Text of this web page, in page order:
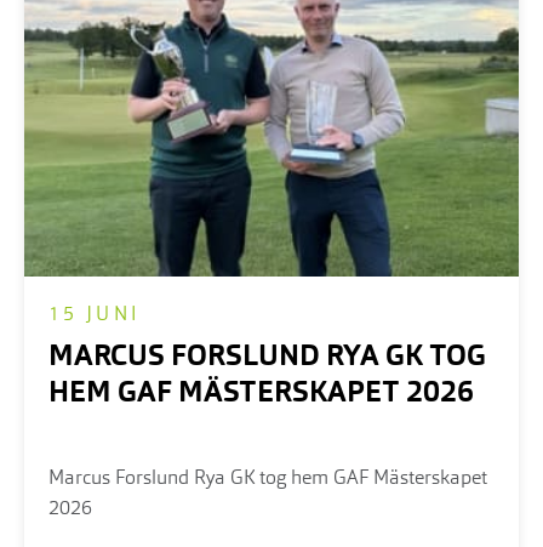
MARCUS FORSLUND RYA GK TOG
HEM GAF MÄSTERSKAPET 2026
15 JUNI
Marcus Forslund Rya GK tog hem GAF Mästerskapet
2026